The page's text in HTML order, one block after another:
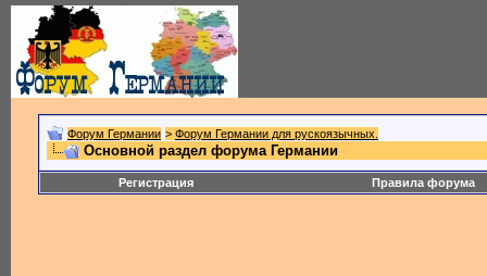
Форум Германии > Форум Германии для рускоязычных.
Основной раздел форума Германии
Регистрация Правила форума